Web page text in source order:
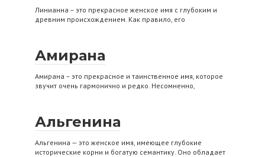
Линианна – это прекрасное женское имя с глубоким и
древним происхождением. Как правило, его
Амирана
Амирана – это прекрасное и таинственное имя, которое
звучит очень гармонично и редко. Несомненно,
Альгенина
Альгенина — это женское имя, имеющее глубокие
исторические корни и богатую семантику. Оно обладает